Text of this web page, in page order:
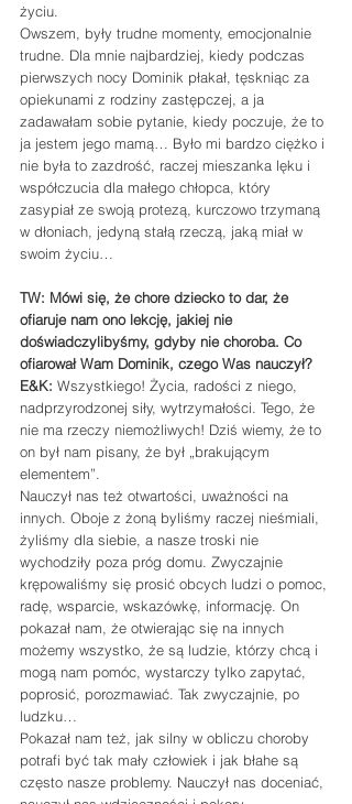
życiu.
Owszem, były trudne momenty, emocjonalnie
trudne. Dla mnie najbardziej, kiedy podczas
pierwszych nocy Dominik płakał, tęskniąc za
opiekunami z rodziny zastępczej, a ja
zadawałam sobie pytanie, kiedy poczuje, że to
ja jestem jego mamą… Było mi bardzo ciężko i
nie była to zazdrość, raczej mieszanka lęku i
współczucia dla małego chłopca, który
zasypiał ze swoją protezą, kurczowo trzymaną
w dłoniach, jedyną stałą rzeczą, jaką miał w
swoim życiu…
TW: Mówi się, że chore dziecko to dar, że
ofiaruje nam ono lekcję, jakiej nie
doświadczylibyśmy, gdyby nie choroba. Co
ofiarował Wam Dominik, czego Was nauczył?
E&K: Wszystkiego! Życia, radości z niego,
nadprzyrodzonej siły, wytrzymałości. Tego, że
nie ma rzeczy niemożliwych! Dziś wiemy, że to
on był nam pisany, że był „brakującym
elementem”.
Nauczył nas też otwartości, uważności na
innych. Oboje z żoną byliśmy raczej nieśmiali,
żyliśmy dla siebie, a nasze troski nie
wychodziły poza próg domu. Zwyczajnie
krępowaliśmy się prosić obcych ludzi o pomoc,
radę, wsparcie, wskazówkę, informację. On
pokazał nam, że otwierając się na innych
możemy wszystko, że są ludzie, którzy chcą i
mogą nam pomóc, wystarczy tylko zapytać,
poprosić, porozmawiać. Tak zwyczajnie, po
ludzku…
Pokazał nam też, jak silny w obliczu choroby
potrafi być tak mały człowiek i jak błahe są
często nasze problemy. Nauczył nas doceniać,